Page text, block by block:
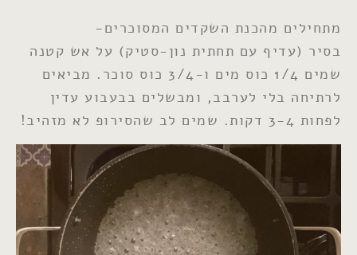
מתחילים מהכנת השקדים המסוכרים-
בסיר (עדיף עם תחתית נון-סטיק) על אש קטנה
שמים 1/4 כוס מים ו-3/4 כוס סוכר. מביאים
לרתיחה בלי לערבב, ומבשלים בבעבוע עדין
לפחות 3-4 דקות. שמים לב שהסירופ לא מזהיב!